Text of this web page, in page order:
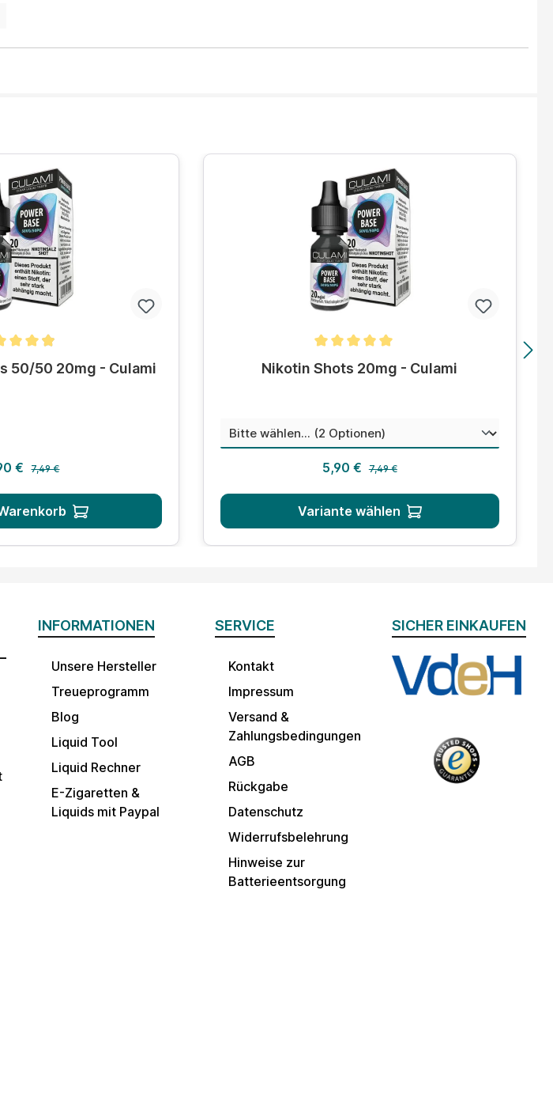
von 4.8 von 5 Sternen
50/50 20mg - Culami
€ Regulärer Preis:
7,49 €
Durchschnittliche Bewertung von 5 von 5 Sternen
Nikotin Shots 20mg - Culami
Mischungsverhältnis auswählen
Verkaufspreis:
5,90 € Regulärer Preis:
7,49 €
Variante wählen
INFORMATIONEN
Unsere Hersteller
Treueprogramm
Blog
Liquid Tool
Liquid Rechner
E-Zigaretten &
Liquids mit Paypal
SERVICE
Kontakt
Impressum
Versand &
Zahlungsbedingungen
AGB
Rückgabe
Datenschutz
Widerrufsbelehrung
Hinweise zur
Batterieentsorgung
SICHER EINKAUFEN